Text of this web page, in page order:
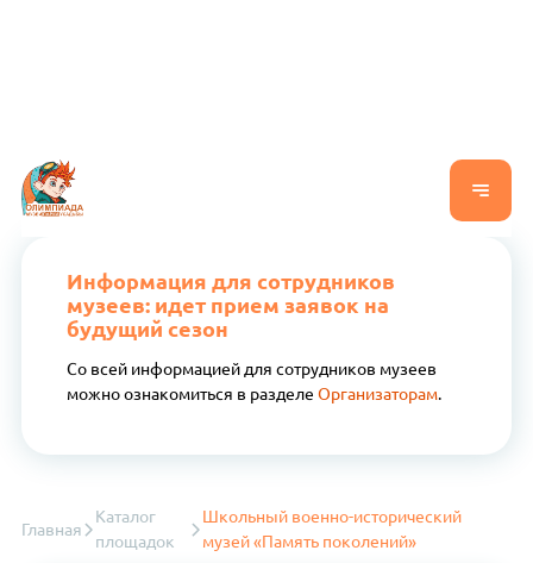
Информация для сотрудников
музеев: идет прием заявок на
будущий сезон
Со всей информацией для сотрудников музеев
можно ознакомиться в разделе Организаторам.
Главная
Каталог
площадок
Школьный военно-исторический
музей «Память поколений»